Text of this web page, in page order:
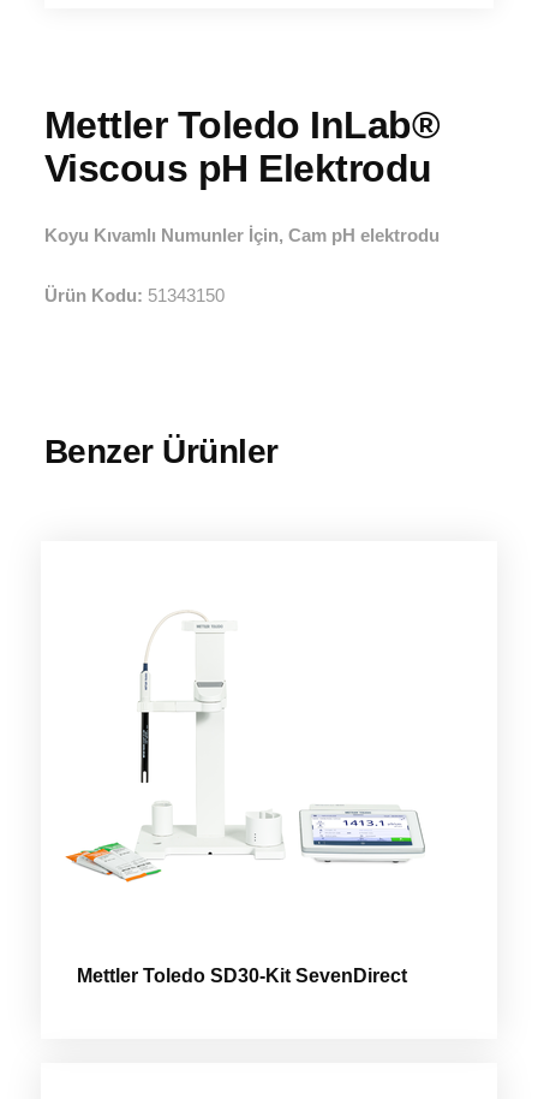
Mettler Toledo InLab®
Viscous pH Elektrodu
Koyu Kıvamlı Numunler İçin, Cam pH elektrodu
Ürün Kodu: 51343150
Benzer Ürünler
Mettler Toledo SD30-Kit SevenDirect